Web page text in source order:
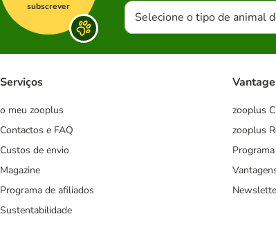
subscrever
Selecione o tipo de animal
Serviços
o meu zooplus
Contactos e FAQ
Custos de envio
Magazine
Programa de afiliados
Sustentabilidade
zooplus
zooplus